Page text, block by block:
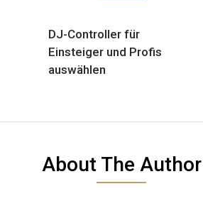
DJ-Controller für
Einsteiger und Profis
auswählen
About The Author